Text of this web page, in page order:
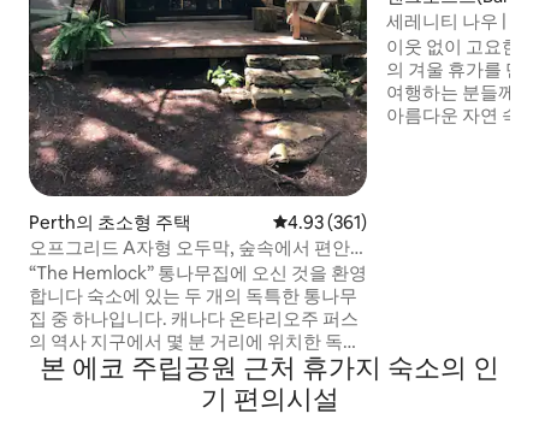
Perth의 초소형 주택 평점 4.93점(5점 만점), 후기 361
4.93 (361)
오프그리드 A자형 오두막, 숲속에서 편안
하게 쉬어가세요!
“The Hemlock” 통나무집에 오신 것을 환영
합니다 숙소에 있는 두 개의 독특한 통나무
집 중 하나입니다. 캐나다 온타리오주 퍼스
의 역사 지구에서 몇 분 거리에 위치한 독특
한 숙소입니다. 헴록은 160에이커가 넘는
규모의 전용 자연 숲에 자리하고 있습니다.
3계절 호수에서 카약과 카누를 즐겨보세요.
무집
세레니티 나우 | 프
이웃 없이 고요한
의 겨울 휴가를 만
여행하는 분들께
아름다운 자연 속
본 에코 주립공원 근처 휴가지 숙소의 인
기 편의시설